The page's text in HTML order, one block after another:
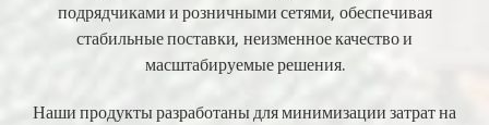
подрядчиками и розничными сетями, обеспечивая
стабильные поставки, неизменное качество и
масштабируемые решения.
Наши продукты разработаны для минимизации затрат на